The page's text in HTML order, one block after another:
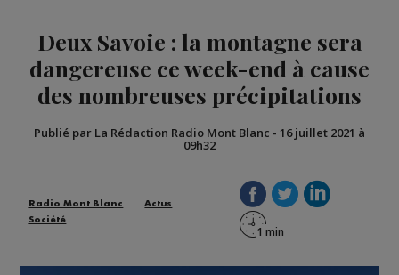
Deux Savoie : la montagne sera
dangereuse ce week-end à cause
des nombreuses précipitations
Publié par La Rédaction Radio Mont Blanc - 16 juillet 2021 à
09h32
Radio Mont Blanc
Actus
Société